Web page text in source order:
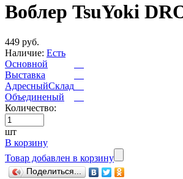
Воблер TsuYoki
449 руб.
Наличие: Есть
Основной
Выставка
АдресныйСклад
Объединеный
Количество:
шт
В корзину
Товар добавлен в корзину
Поделиться...